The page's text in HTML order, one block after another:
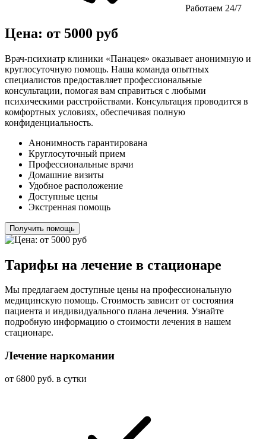
Работаем 24/7
Цена: от 5000 руб
Врач-психиатр клиники «Панацея» оказывает анонимную и
круглосуточную помощь. Наша команда опытных
специалистов предоставляет профессиональные
консультации, помогая вам справиться с любыми
психическими расстройствами. Консультация проводится в
комфортных условиях, обеспечивая полную
конфиденциальность.
Анонимность гарантирована
Круглосуточный прием
Профессиональные врачи
Домашние визиты
Удобное расположение
Доступные цены
Экстренная помощь
Получить помощь
Тарифы на лечение в стационаре
Мы предлагаем доступные цены на профессиональную
медицинскую помощь. Стоимость зависит от состояния
пациента и индивидуального плана лечения. Узнайте
подробную информацию о стоимости лечения в нашем
стационаре.
Лечение наркомании
от 6800 руб. в сутки